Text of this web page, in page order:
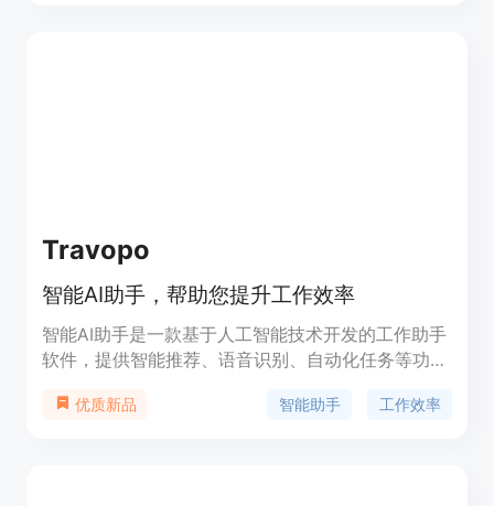
Travopo
智能AI助手，帮助您提升工作效率
智能AI助手是一款基于人工智能技术开发的工作助手
软件，提供智能推荐、语音识别、自动化任务等功
户的需求提供个性化的帮助和建议，帮助用户提升工
优质新品 智能助手 工作效率